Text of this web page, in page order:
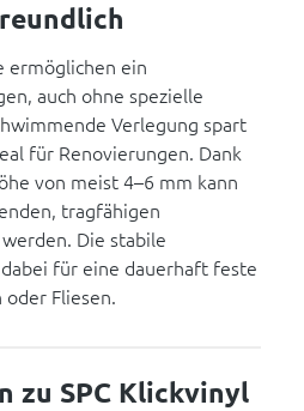
ermöglichen ein
auch ohne spezielle
Verlegung spart
für Renovierungen. Dank
von meist 4–6 mm kann
tragfähigen
Die stabile
für eine dauerhaft feste
Fliesen.
zu SPC Klickvinyl